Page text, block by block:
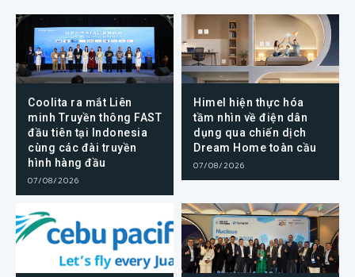
Coolita ra mắt Liên
minh Truyền thông FAST
đầu tiên tại Indonesia
cùng các đài truyền
hình hàng đầu
07/08/2026
Himel hiện thực hóa
tầm nhìn về điện dân
dụng qua chiến dịch
Dream Home toàn cầu
07/08/2026